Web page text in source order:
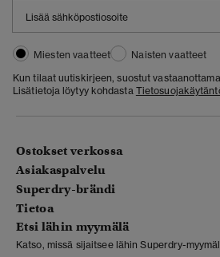
Miesten vaatteet
Naisten vaatteet
Kun tilaat uutiskirjeen, suostut
Lisätietoja löytyy kohdasta
Ostokset verkossa
Asiakaspalvelu
Superdry-brändi
Tietoa
Etsi lähin myymälä
Katso, missä sijaitsee lähin Superdry-